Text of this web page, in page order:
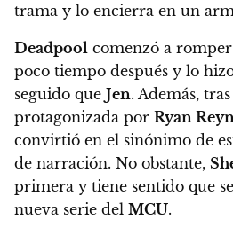
trama y lo encierra en un
Deadpool comenzó a
poco tiempo después y lo
seguido que Jen. Además,
protagonizada por Ryan
convirtió en el sinónimo de
de narración. No obstante,
primera y tiene sentido que
nueva serie del MCU.